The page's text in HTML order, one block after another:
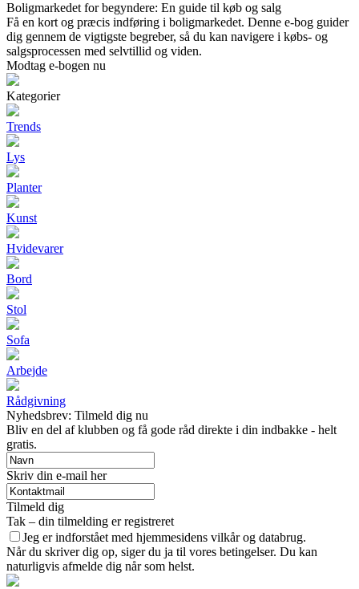
Boligmarkedet for begyndere: En guide til køb og salg
Få en kort og præcis indføring i boligmarkedet. Denne e-bog guider
dig gennem de vigtigste begreber, så du kan navigere i købs- og
salgsprocessen med selvtillid og viden.
Modtag e-bogen nu
Kategorier
Trends
Lys
Planter
Kunst
Hvidevarer
Bord
Stol
Sofa
Arbejde
Rådgivning
Nyhedsbrev: Tilmeld dig nu
Bliv en del af klubben og få gode råd direkte i din indbakke - helt
gratis.
Skriv din e-mail her
Tilmeld dig
Tak – din tilmelding er registreret
Jeg er indforstået med hjemmesidens vilkår og databrug.
Når du skriver dig op, siger du ja til vores betingelser. Du kan
naturligvis afmelde dig når som helst.